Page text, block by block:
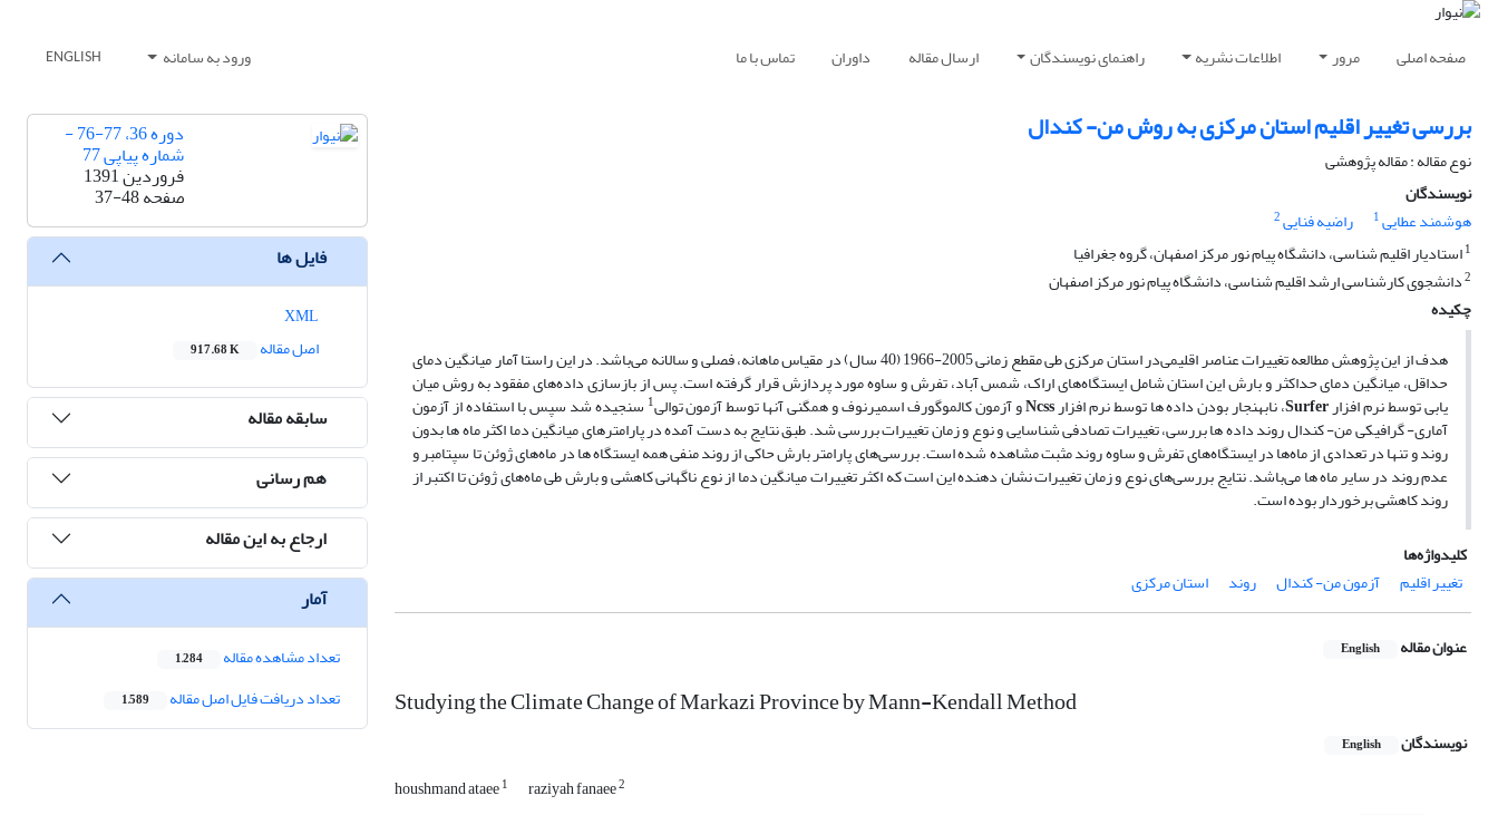
صفحه اصلی مرور اطلاعات نشریه راهنمای نویسندگان ارسال مقاله داوران تماس با ما ورود به سامانه ENGLISH
بررسی تغییر اقلیم استان مرکزی به روش من- کندال
نوع مقاله : مقاله پژوهشی
نویسندگان
هوشمند عطایی1 راضیه فنایی2
1استادیار اقلیم شناسی، دانشگاه پیام نور مرکز اصفهان، گروه جغرافیا
2دانشجوی کارشناسی ارشد اقلیم شناسی، دانشگاه پیام نور مرکز اصفهان
چکیده
هدف از این پژوهش مطالعه تغییرات عناصر اقلیمی‌در استان مرکزی طی مقطع زمانی 2005-1966 (40 سال) در مقیاس ماهانه، فصلی و سالانه می‌باشد. در این راستا آمار میانگین دمای
حداقل، میانگین دمای حداکثر و بارش این استان شامل ایستگاه‌های اراک، شمس آباد، تفرش و ساوه مورد پردازش قرار گرفته است. پس از بازسازی داده‌های مفقود به روش میان
یابی توسط نرم افزارSurfer، نابهنجار بودن داده ها توسط نرم افزارNcssو آزمون کالموگورف اسمیرنوف و همگنی آنها توسط آزمون توالی1 سنجیده شد سپس با استفاده از آزمون
آماری- گرافیکی من- کندال روند داده ها بررسی، تغییرات تصادفی شناسایی و نوع و زمان تغییرات بررسی شد. طبق نتایج به دست آمده در پارامترهای میانگین دما اکثر ماه ها بدون
روند و تنها در تعدادی از ماه‌ها در ایستگاه‌های تفرش و ساوه روند مثبت مشاهده شده است. بررسی‌های پارامتر بارش حاکی از روند منفی همه ایستگاه ها در ماه‌های ژوئن تا سپتامبر و
عدم روند در سایر ماه ها می‌باشد. نتایج بررسی‌های نوع و زمان تغییرات نشان دهنده این است که اکثر تغییرات میانگین دما از نوع ناگهانی کاهشی و بارش طی ماه‌های ژوئن تا اکتبر از
روند کاهشی برخوردار بوده است.
کلیدواژه‌ها
تغییر اقلیم
آزمون من- کندال روند استان مرکزی
عنوان مقاله English
Studying the Climate Change of Markazi Province by Mann-Kendall Method
نویسندگان English
houshmand ataee1 raziyah fanaee2
دوره 36، 77-76 -
شماره پیاپی 77
فروردین 1391
صفحه37-48
فایل ها
اصل مقاله
917.68 K
سابقه مقاله
هم رسانی
ارجاع به این مقاله
آمار
تعداد مشاهده مقاله 1,284
تعداد دریافت فایل اصل مقاله 1,589